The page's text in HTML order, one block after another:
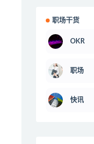
职场干货
OKR
职场
快讯